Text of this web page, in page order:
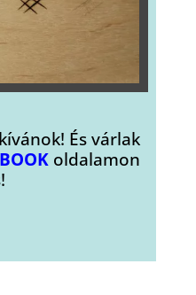
És várlak
oldalamon